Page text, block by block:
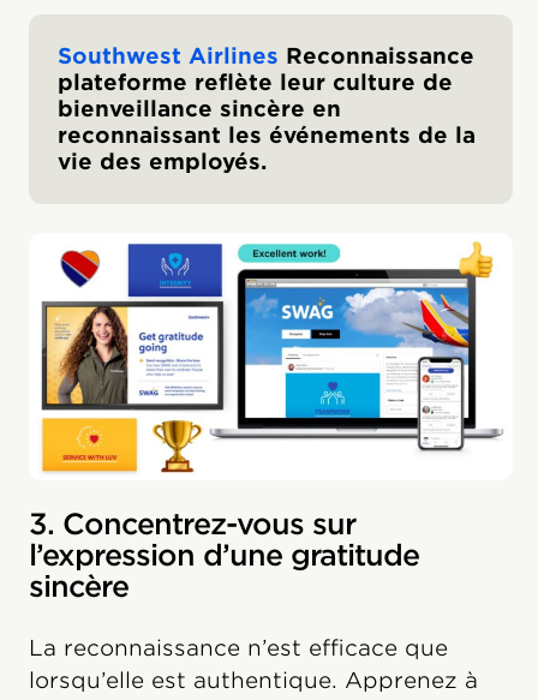
Southwest Airlines Reconnaissance
plateforme reflète leur culture de
bienveillance sincère en
reconnaissant les événements de la
vie des employés.
3. Concentrez-vous sur
l’expression d’une gratitude
sincère
La reconnaissance n’est efficace que
lorsqu’elle est authentique. Apprenez à